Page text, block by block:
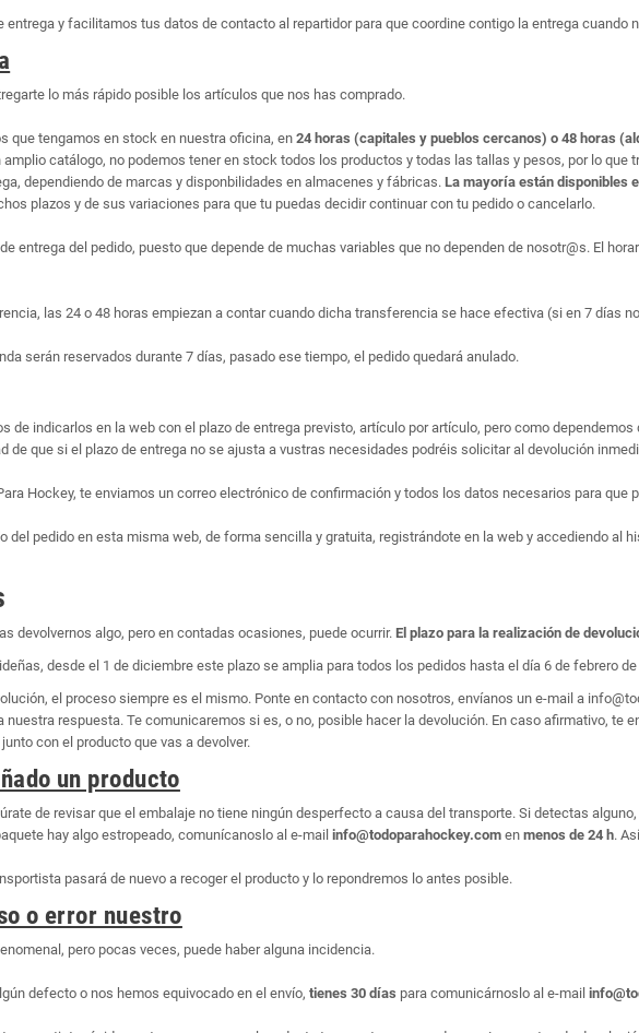
entrega y facilitamos tus datos de contacto al repartidor para que coordine contigo la entrega cuando
lo más rápido posible los artículos que nos has comprado.
que tengamos en stock en nuestra oficina, en 24 horas (capitales y pueblos cercanos) o 48 horas
catálogo, no podemos tener en stock todos los productos y todas las tallas y pesos, por lo
dependiendo de marcas y disponbilidades en almacenes y fábricas. La mayoría están disponibles
plazos y de sus variaciones para que tu puedas decidir continuar con tu pedido o cancelarlo.
entrega del pedido, puesto que depende de muchas variables que no dependen de nosotr@s. El
las 24 o 48 horas empiezan a contar cuando dicha transferencia se hace efectiva (si en 7 días
serán reservados durante 7 días, pasado ese tiempo, el pedido quedará anulado.
de indicarlos en la web con el plazo de entrega previsto, artículo por artículo, pero como
de que si el plazo de entrega no se ajusta a vustras necesidades podréis solicitar al devolución
Hockey, te enviamos un correo electrónico de confirmación y todos los datos necesarios para que
del pedido en esta misma web, de forma sencilla y gratuita, registrándote en la web y accediendo al
devolvernos algo, pero en contadas ocasiones, puede ocurrir. El plazo para la realización de
desde el 1 de diciembre este plazo se amplia para todos los pedidos hasta el día 6 de febrero
el proceso siempre es el mismo. Ponte en contacto con nosotros, envíanos un e-mail a
respuesta. Te comunicaremos si es, o no, posible hacer la devolución. En caso afirmativo, te
con el producto que vas a devolver.
un producto
de revisar que el embalaje no tiene ningún desperfecto a causa del transporte. Si detectas
hay algo estropeado, comunícanoslo al e-mail info@todoparahockey.com en menos de 24 h.
pasará de nuevo a recoger el producto y lo repondremos lo antes posible.
o error nuestro
pero pocas veces, puede haber alguna incidencia.
defecto o nos hemos equivocado en el envío, tienes 30 días para comunicárnoslo al e-mail